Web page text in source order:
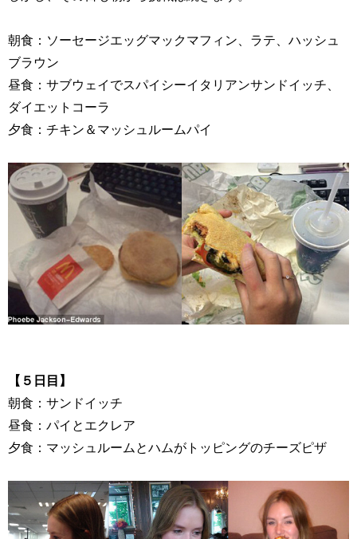
朝食：ソーセージエッグマックマフィン、ラテ、ハッシュ
ブラウン
昼食：サブウェイでスパイシーイタリアンサンドイッチ、
ダイエットコーラ
夕食：チキン＆マッシュルームパイ
【５日目】
朝食：サンドイッチ
昼食：パイとエクレア
夕食：マッシュルームとハムがトッピングのチーズピザ